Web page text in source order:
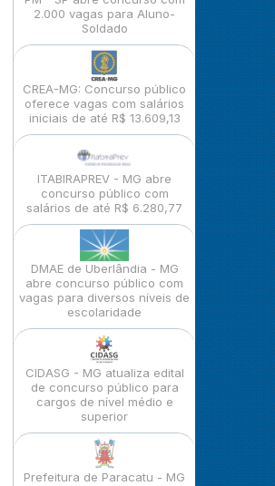
2.000 vagas para Aluno-
Soldado
CREA-MG: Concurso público
oferece vagas com salários
iniciais de até R$ 13.609,13
ITABIRAPREV - MG abre
concurso público com
salários de até R$ 6.280,77
DMAE de Uberlândia - MG
abre concurso público com
vagas para diversos níveis de
escolaridade
CIDASG - MG atualiza edital
de concurso público para
cargos de nível médio e
superior
Prefeitura de Paracatu - MG